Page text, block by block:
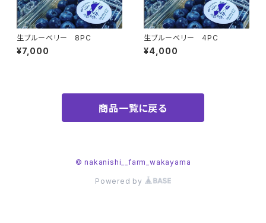
生ブルーベリー 8PC
¥7,000
生ブルーベリー 4PC
¥4,000
商品一覧に戻る
© nakanishi__farm_wakayama
Powered by